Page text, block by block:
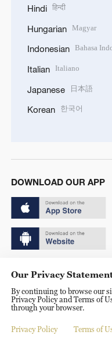
Hindi हिन्दी
Hungarian Magyar
Indonesian Bahasa
Italian Italiano
Japanese 日本語
Korean 한국어
DOWNLOAD OUR APP
京ICP备20000184号
京公网安备
Disinformation report hotline:
Our Privacy
By continuing to browse our
Privacy Policy and Terms of
through your browser.
Privacy Policy Terms of